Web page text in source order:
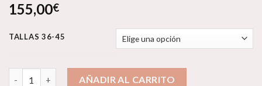
155,00€
TALLAS 36-45
Balenciaga Track cantidadAÑADIR AL CARRITO